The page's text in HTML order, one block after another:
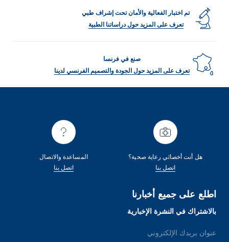
تم اختبار الفعالية والأمان تحت إشراف طبي
تعرف على المزيد حول دراساتنا الطبية
صنع في فرنسا
تعرف على المزيد حول الجودة والتصميم الفرنسي لدينا
هل أنت أخصائي رعاية صحية؟
اتصل بنا
المساعدة والاتصال
اتصل بنا
اطلع على جميع أخبارنا
بالاشتراك في النشرة الإخبارية